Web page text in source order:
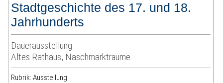
Stadtgeschichte des 17. und 18.
Jahrhunderts
Dauerausstellung
Altes Rathaus, Naschmarkträume
Rubrik: Ausstellung